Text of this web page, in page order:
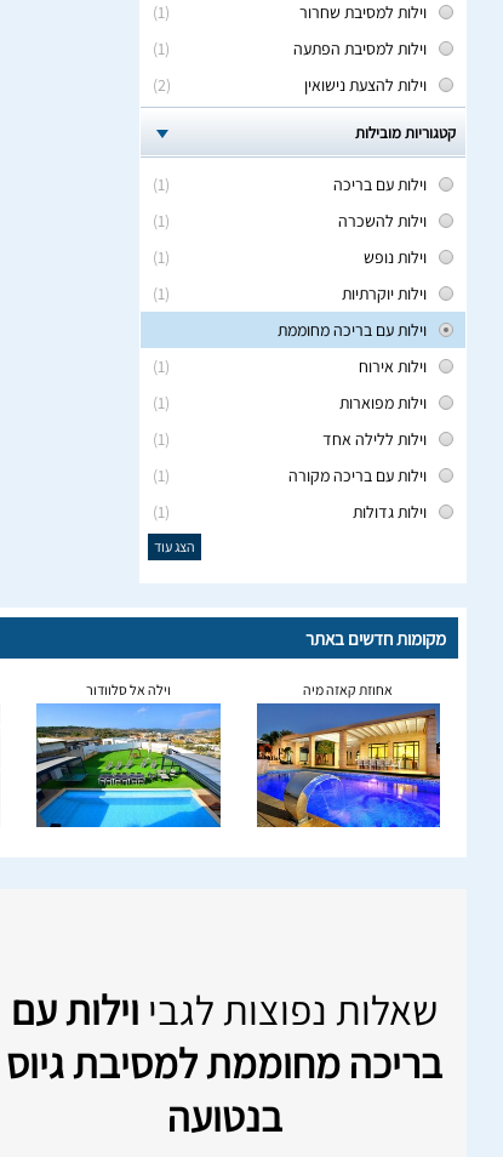
(1)
וילות למסיבת שחרור
(1)
וילות למסיבת הפתעה
(2)
וילות להצעת נישואין
קטגוריות מובילות
(1)
וילות עם בריכה
(1)
וילות להשכרה
(1)
וילות נופש
(1)
וילות יוקרתיות
וילות עם בריכה מחוממת
(1)
וילות אירוח
(1)
וילות מפוארות
(1)
וילות ללילה אחד
(1)
וילות עם בריכה מקורה
(1)
וילות גדולות
הצג עוד
מקומות חדשים באתר
אחוזת קאזה מיה וילה אל סלוודור
שאלות נפוצות לגבי וילות עם
בריכה מחוממת למסיבת גיוס
בנטועה